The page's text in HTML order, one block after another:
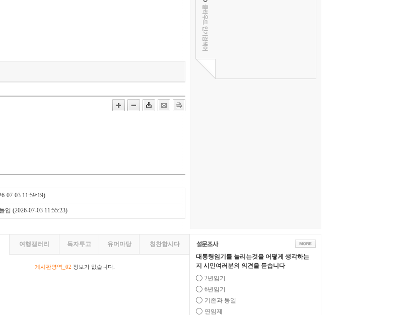
07-03 11:59:19)
입 (2026-07-03 11:55:23)
여행갤러리 독자투고 유머마당 칭찬합시다
게시판영역_02 정보가 없습니다.
대통령임기를 늘리는것을 어떻게 생각하는
지 시민여러분의 의견을 듣습니다
2년임기
6년임기
기존과 동일
연임제